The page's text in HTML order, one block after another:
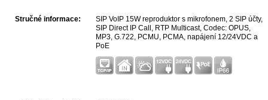
Stručné informace:
SIP VoIP 15W reproduktor s mikrofonem, 2 SIP účty,
SIP Direct IP Call, RTP Multicast, Codec: OPUS,
MP3, G.722, PCMU, PCMA, napájení 12/24VDC a
PoE